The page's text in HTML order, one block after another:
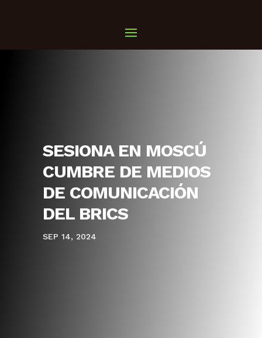
SESIONA EN MOSCÚ
CUMBRE DE MEDIOS
DE COMUNICACIÓN
DEL BRICS
SEP 14, 2024